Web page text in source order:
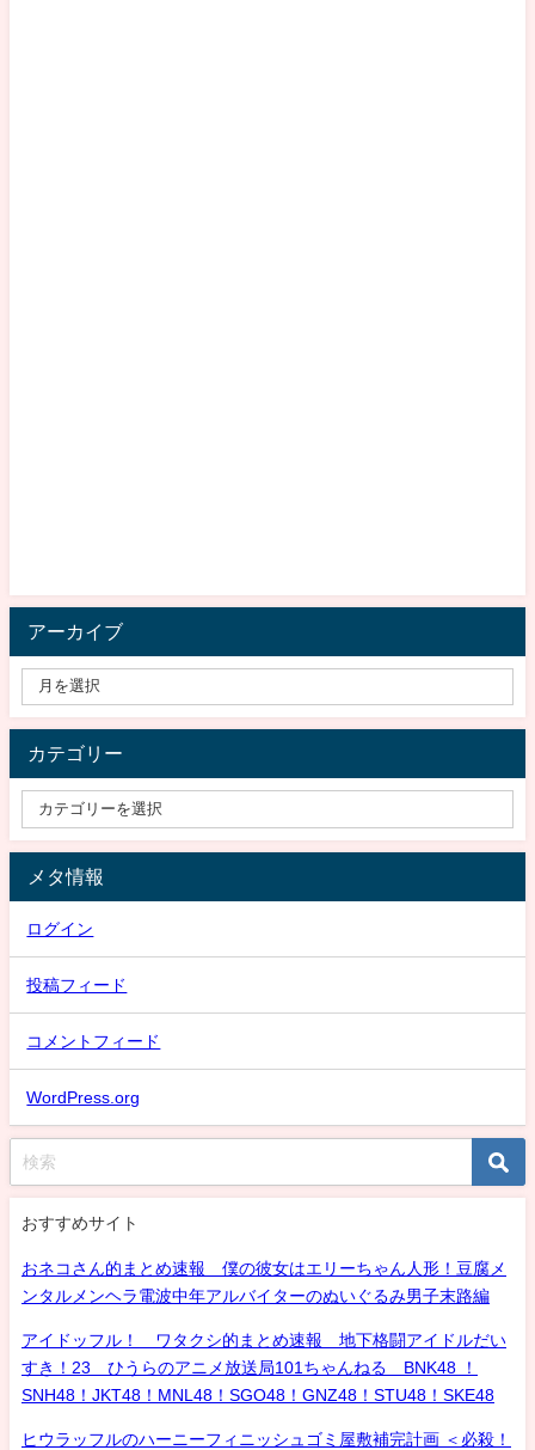
アーカイブ
カテゴリー
メタ情報
ログイン
投稿フィード
コメントフィード
WordPress.org
おすすめサイト
おネコさん的まとめ速報 僕の彼女はエリーちゃん人形！豆腐メ
ンタルメンヘラ電波中年アルバイターのぬいぐるみ男子末路編
アイドッフル！ ワタクシ的まとめ速報 地下格闘アイドルだい
すき！23 ひうらのアニメ放送局101ちゃんねる BNK48 ！
SNH48！JKT48！MNL48！SGO48！GNZ48！STU48！SKE48
ヒウラッフルのハーニーフィニッシュゴミ屋敷補完計画 ＜必殺！